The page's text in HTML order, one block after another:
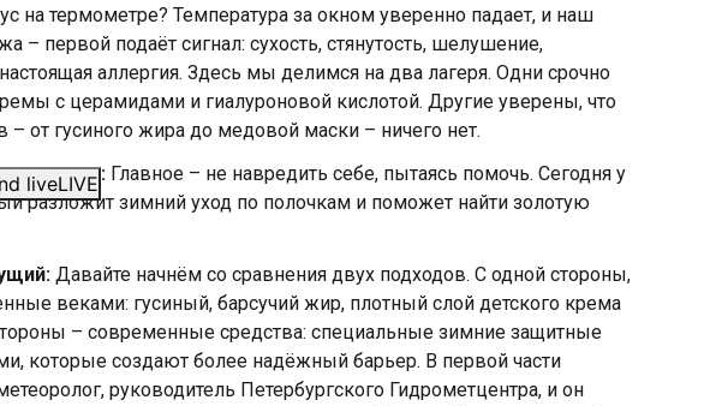
liveLIVE
на термометре? Температура за окном уверенно падает, и наш
– первой подаёт сигнал: сухость, стянутость, шелушение,
аллергия. Здесь мы делимся на два лагеря. Одни срочно
с церамидами и гиалуроновой кислотой. Другие уверены, что
от гусиного жира до медовой маски – ничего нет.
ведущая: Главное – не навредить себе, пытаясь помочь. Сегодня у
разложит зимний уход по полочкам и поможет найти золотую
Давайте начнём со сравнения двух подходов. С одной стороны,
веками: гусиный, барсучий жир, плотный слой детского крема
– современные средства: специальные зимние защитные
которые создают более надёжный барьер. В первой части
руководитель Петербургского Гидрометцентра, и он